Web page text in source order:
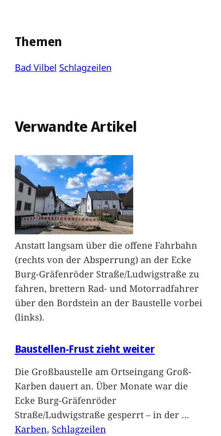
Themen
Bad Vilbel Schlagzeilen
Verwandte Artikel
Anstatt langsam über die offene Fahrbahn
(rechts von der Absperrung) an der Ecke
Burg-Gräfenröder Straße/Ludwigstraße zu
fahren, brettern Rad- und Motorradfahrer
über den Bordstein an der Baustelle vorbei
(links).
Baustellen-Frust zieht weiter
Die Großbaustelle am Ortseingang Groß-
Karben dauert an. Über Monate war die
Ecke Burg-Gräfenröder
Straße/Ludwigstraße gesperrt – in der …
Karben, Schlagzeilen